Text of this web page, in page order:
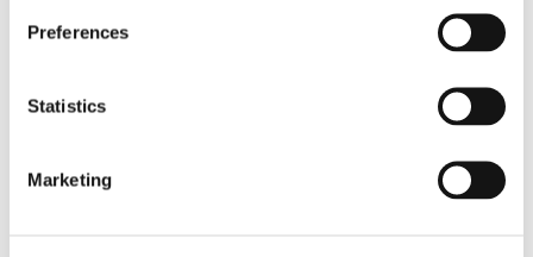
Preferences
Statistics
Marketing